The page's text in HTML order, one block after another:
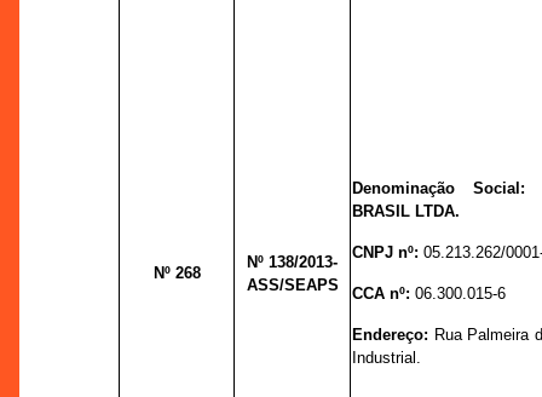
Nº 268
Nº 138/2013-
ASS/SEAPS
Denominação
BRASIL LTDA.
CNPJ nº:05.213.262/
CCA nº:06.300.015-6
Endereço: Rua Palmeira
Industrial.